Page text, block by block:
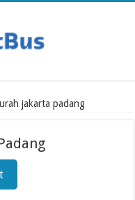
jakarta padang